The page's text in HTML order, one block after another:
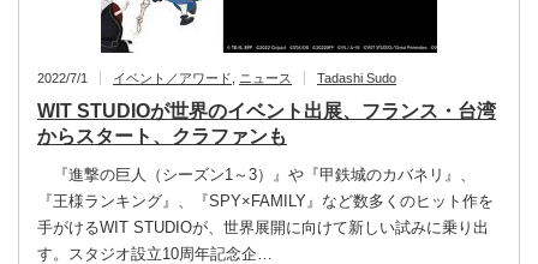
2022/7/1 イベント／アワード ニュース Tadashi Sudo
WIT STUDIOが世界のイベント出展、フランス・台湾
からスタート、クラファンも
『進撃の巨人（シーズン1～3）』や『甲鉄城のカバネリ』、
『王様ランキング』、『SPY×FAMILY』など数多くのヒット作を
手がけるWIT STUDIOが、世界展開に向けて新しい試みに乗り出
す。スタジオ設立10周年記念企…